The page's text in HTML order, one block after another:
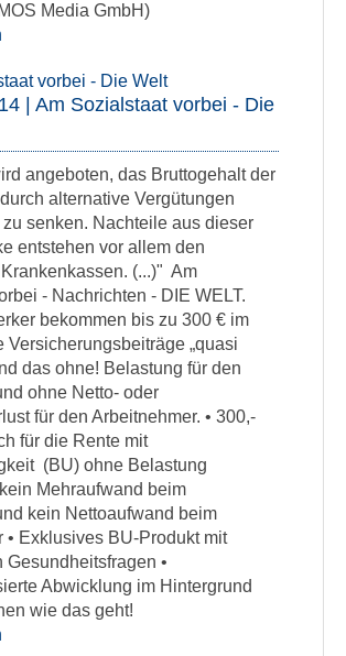
Media GmbH)
| Am Sozialstaat vorbei - Die
angeboten, das Bruttogehalt der
alternative Vergütungen
senken. Nachteile aus dieser
entstehen vor allem den
(...)" Am
- Nachrichten - DIE WELT.
bekommen bis zu 300 € im
Versicherungsbeiträge „quasi
das ohne! Belastung für den
ohne Netto- oder
für den Arbeitnehmer. • 300,-
für die Rente mit
(BU) ohne Belastung
Mehraufwand beim
kein Nettoaufwand beim
• Exklusives BU-Produkt mit
Gesundheitsfragen •
Abwicklung im Hintergrund
wie das geht!